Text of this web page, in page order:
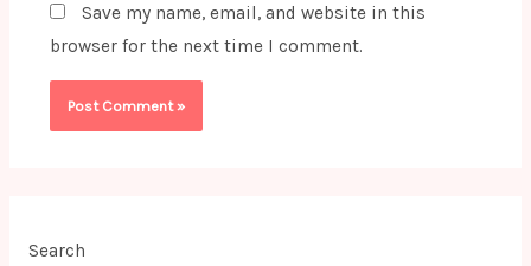
Save my name, email, and website in this
browser for the next time I comment.
Search